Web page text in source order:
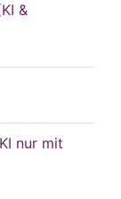
&
nur mit